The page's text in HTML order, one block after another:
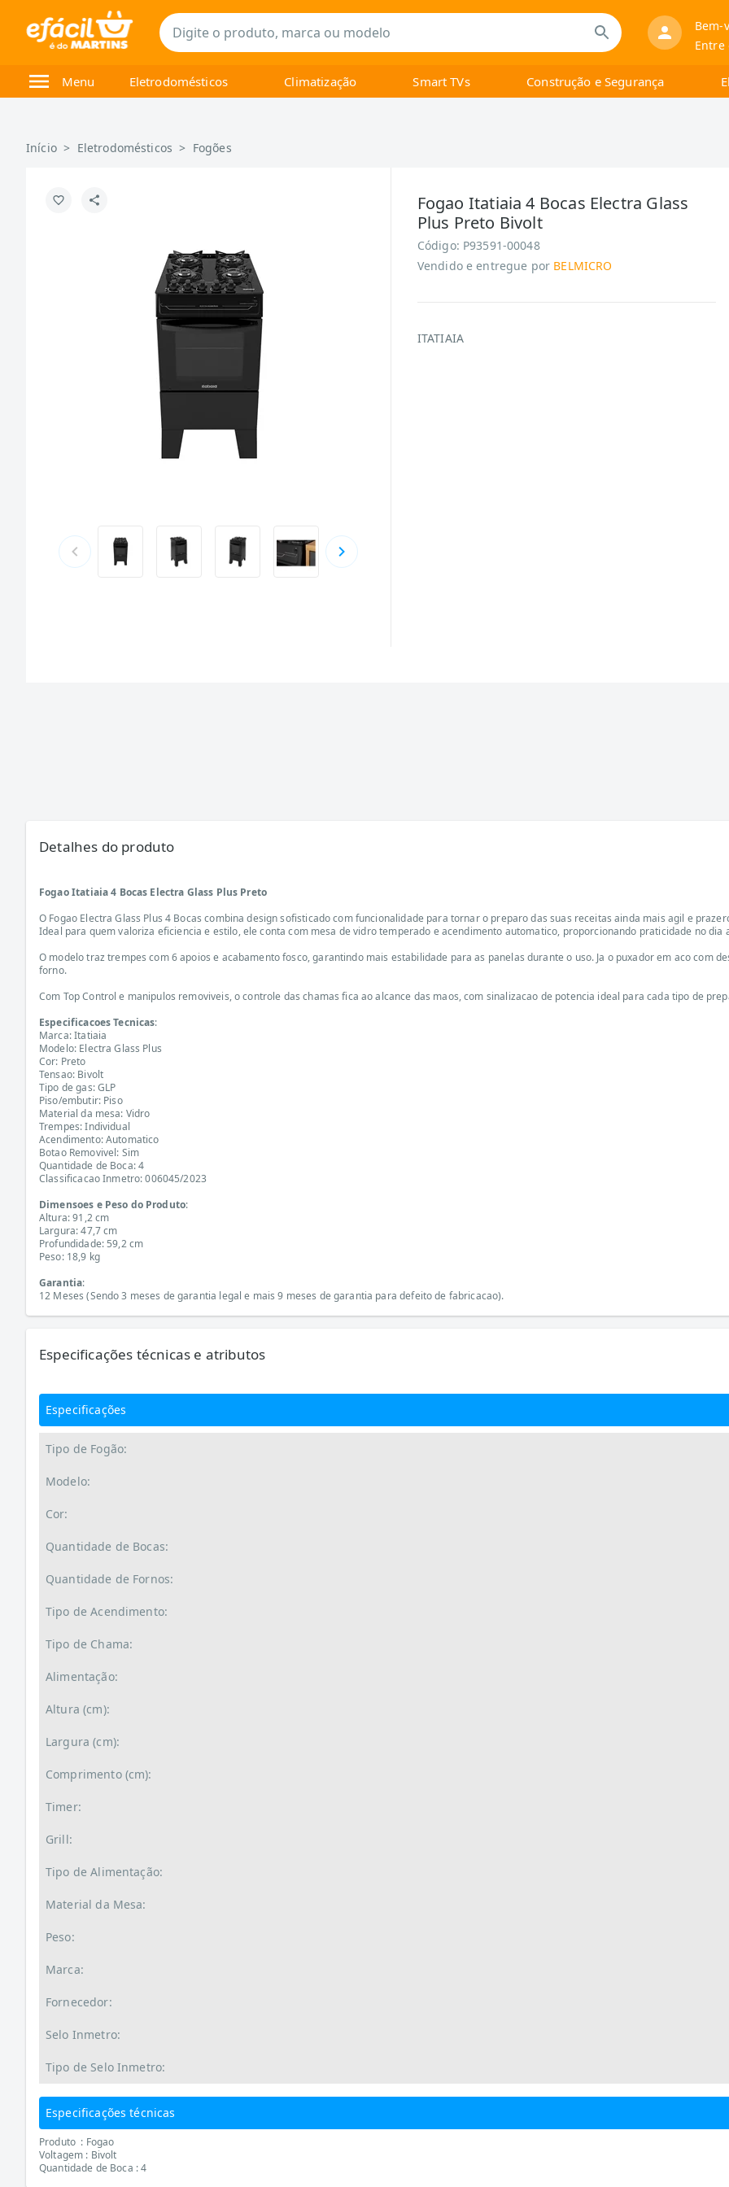
Bem-
Entre
Menu Eletrodomésticos Climatização Smart TVs Construção e Segurança
Início > Eletrodomésticos > Fogões
Fogao Itatiaia 4 Bocas Electra Glass
Plus Preto Bivolt
Código: P93591-00048
Vendido e entregue por BELMICRO
ITATIAIA
Detalhes do produto
Fogao Itatiaia 4 Bocas Electra Glass Plus Preto
O Fogao Electra Glass Plus 4 Bocas combina design sofisticado com funcionalidade para tornar o preparo das suas receitas ainda mais agil e
Ideal para quem valoriza eficiencia e estilo, ele conta com mesa de vidro temperado e acendimento automatico, proporcionando praticidade no dia
O modelo traz trempes com 6 apoios e acabamento fosco, garantindo mais estabilidade para as panelas durante o uso. Ja o puxador em aco com
forno.
Com Top Control e manipulos removiveis, o controle das chamas fica ao alcance das maos, com sinalizacao de potencia ideal para cada tipo de
Especificacoes Tecnicas:
Marca: Itatiaia
Modelo: Electra Glass Plus
Cor: Preto
Tensao: Bivolt
Tipo de gas: GLP
Piso/embutir: Piso
Material da mesa: Vidro
Trempes: Individual
Acendimento: Automatico
Botao Removivel: Sim
Quantidade de Boca: 4
Classificacao Inmetro: 006045/2023
Dimensoes e Peso do Produto:
Altura: 91,2 cm
Largura: 47,7 cm
Profundidade: 59,2 cm
Peso: 18,9 kg
Garantia:
12 Meses (Sendo 3 meses de garantia legal e mais 9 meses de garantia para defeito de fabricacao).
Especificações técnicas e atributos
Especificações
Tipo de Fogão:
Modelo:
Cor:
Quantidade de Bocas:
Quantidade de Fornos:
Tipo de Acendimento:
Tipo de Chama:
Alimentação:
Altura (cm):
Largura (cm):
Comprimento (cm):
Timer:
Grill:
Tipo de Alimentação:
Material da Mesa:
Peso:
Marca:
Fornecedor:
Selo Inmetro:
Tipo de Selo Inmetro:
Especificações técnicas
Produto : Fogao
Voltagem : Bivolt
Quantidade de Boca : 4